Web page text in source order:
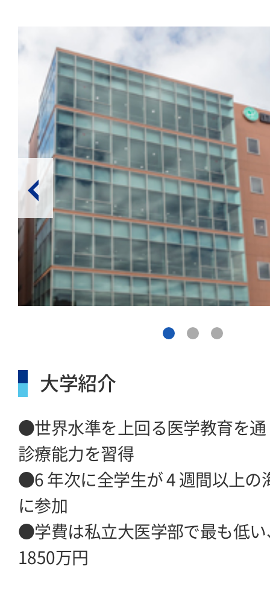
大学紹介
●世界水準を上回る医学教育を通
診療能力を習得
●6 年次に全学生が 4 週間以上の
に参加
●学費は私立大医学部で最も低い
1850万円